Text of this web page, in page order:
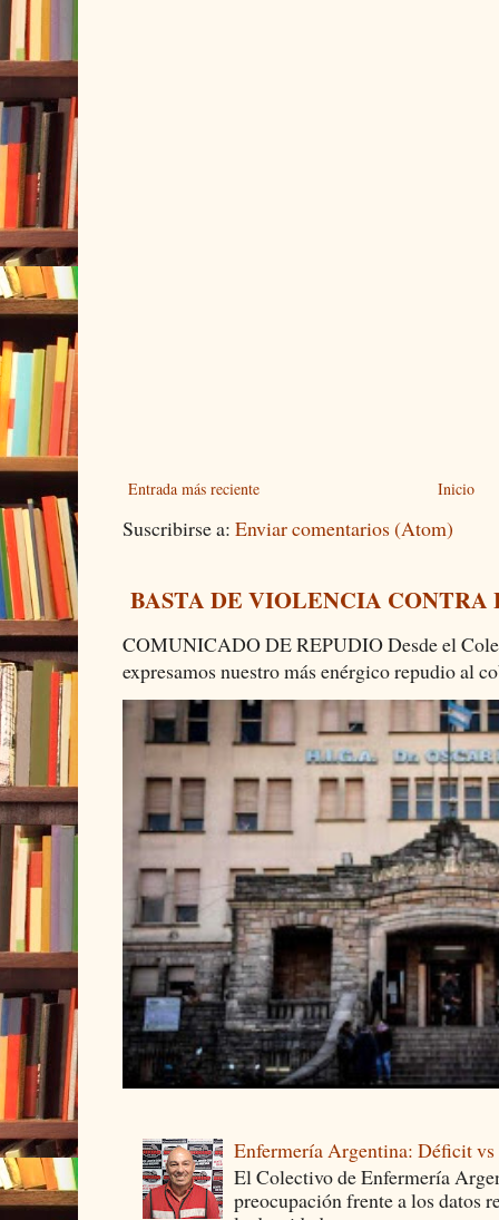
Entrada más reciente Inicio
Suscribirse a: Enviar comentarios (Atom)
BASTA DE VIOLENCIA
COMUNICADO DE REPUDIO Desde el
expresamos nuestro más enérgico repudio al
Enfermería Argentina: Déficit
El Colectivo de Enfermería
preocupación frente a los datos